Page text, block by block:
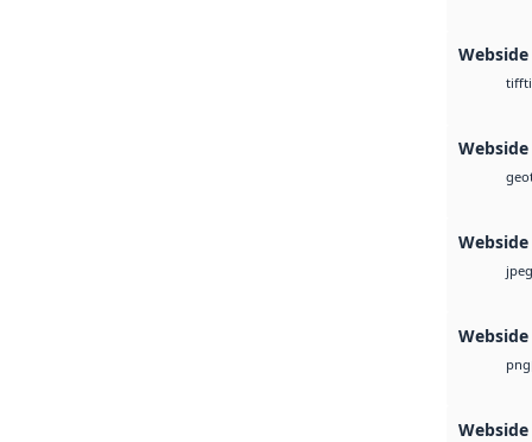
Webside
tiff
Webside
Webside
jpeg
Webside
png
Webside